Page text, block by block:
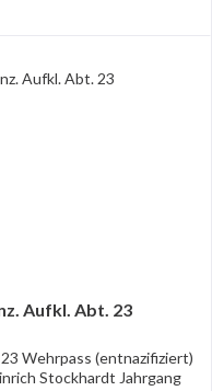
Aufkl. Abt. 23
Wehrpass (entnazifiziert)
Stockhardt Jahrgang